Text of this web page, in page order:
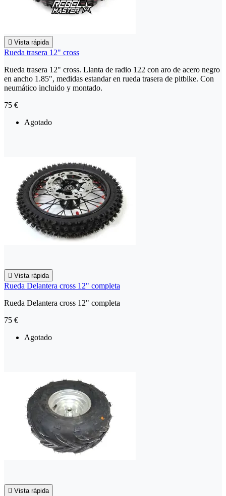
 Vista rápida
Rueda trasera 12" cross
Rueda trasera 12" cross. Llanta de radio 122 con aro de acero negro
en ancho 1.85", medidas estandar en rueda trasera de pitbike. Con
neumático incluido y montado.
75 €
Agotado
 Vista rápida
Rueda Delantera cross 12" completa
Rueda Delantera cross 12" completa
75 €
Agotado
 Vista rápida